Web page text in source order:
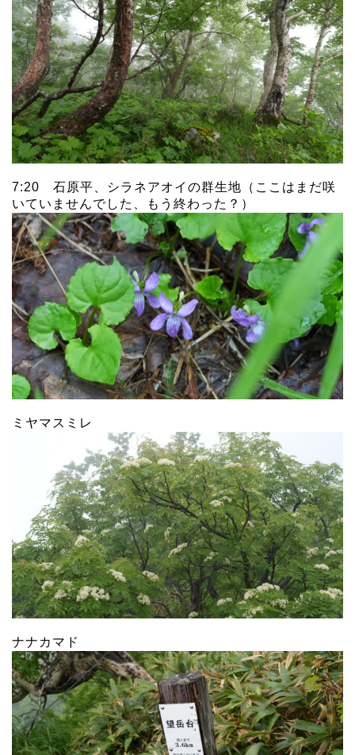
7:20 石原平、シラネアオイの群生地（ここはまだ咲
いていませんでした、もう終わった？）
ミヤマスミレ
ナナカマド